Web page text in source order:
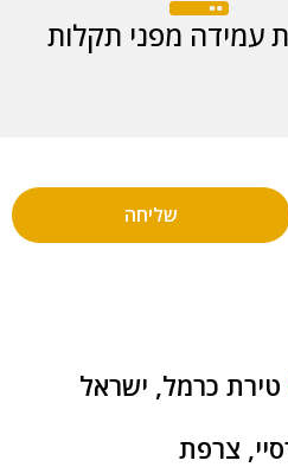
עמידה מפני תקלות
שליחה
טירת כרמל, ישראל
צרפת